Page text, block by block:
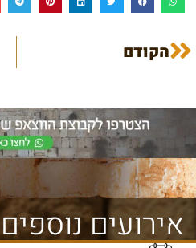
הקודם
אירועים נוספים